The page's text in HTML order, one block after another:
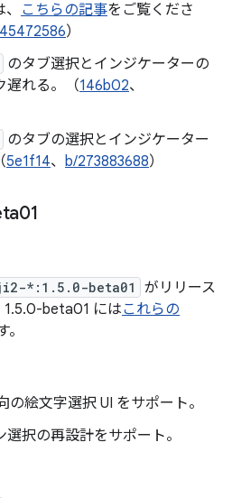
こちらの記事をご覧くださ
）
のタブ選択とインジケーターの
遅れる。（146b02、
のタブの選択とインジケーター
5e1f14、 b/273883688）
*:1.5.0-beta01
がリリース
1.5.0-beta01 にはこれらの
の絵文字選択 UI をサポート。
択の再設計をサポート。